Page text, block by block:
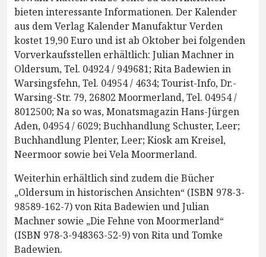
bieten interessante Informationen. Der Kalender
aus dem Verlag Kalender Manufaktur Verden
kostet 19,90 Euro und ist ab Oktober bei folgenden
Vorverkaufsstellen erhältlich: Julian Machner in
Oldersum, Tel. 04924 / 949681; Rita Badewien in
Warsingsfehn, Tel. 04954 / 4634; Tourist-Info, Dr.-
Warsing-Str. 79, 26802 Moormerland, Tel. 04954 /
8012500; Na so was, Monatsmagazin Hans-Jürgen
Aden, 04954 / 6029; Buchhandlung Schuster, Leer;
Buchhandlung Plenter, Leer; Kiosk am Kreisel,
Neermoor sowie bei Vela Moormerland.
Weiterhin erhältlich sind zudem die Bücher
„Oldersum in historischen Ansichten“ (ISBN 978-3-
98589-162-7) von Rita Badewien und Julian
Machner sowie „Die Fehne von Moormerland“
(ISBN 978-3-948363-52-9) von Rita und Tomke
Badewien.